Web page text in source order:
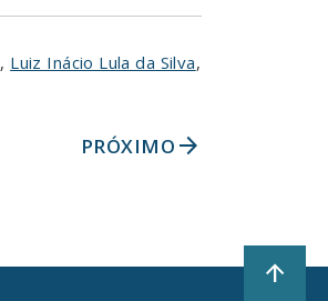
, Luiz Inácio Lula da Silva,
PRÓXIMO arrow_forward
arrow_upward